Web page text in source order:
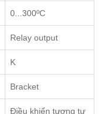
0...300ºC
Relay output
K
Bracket
Điều khiển tương tự